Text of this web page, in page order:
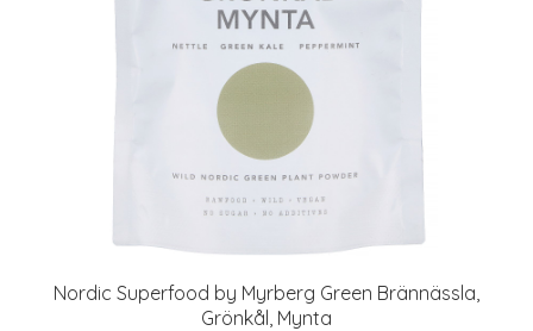
Nordic Superfood by Myrberg Green Brännässla,
Grönkål, Mynta